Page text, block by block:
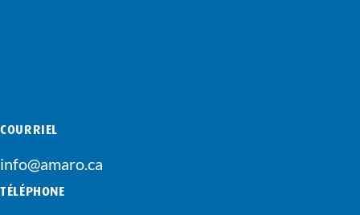
COURRIEL
info@amaro.ca
TÉLÉPHONE